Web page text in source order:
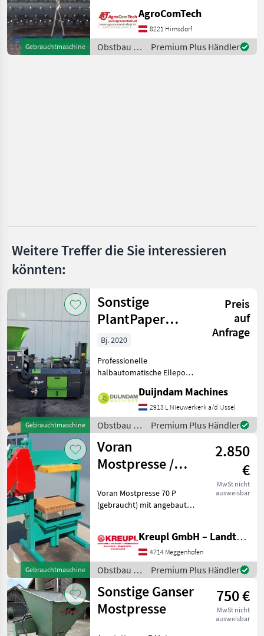
Obstbau
Mulchgeraete
Niubo
Alle 8
anzeigen
MARKTPLATZ
Händlerangebote Kleinanzeigen
Gebrauchtmaschine
Wartung der Gründüngung
leistet. Arbeitsbreite:2250
Gewicht 600kg
2350x1350x750 LXBH sämt
AgroComTech
8221 Hirnsdorf
Obstbau /
Niubo
Premium Plus Händler
Weitere Treffer die Sie interessieren
könnten:
Gebrauchtmaschine
Sonstige
PlantPaper
Semi-Automatic
Preis
auf
Anfrage
Bj. 2020
Professionelle
halbautomatische Ellepot
Papiertopfmaschine mit 4
Produktionslinien, Baujahr
2020.Die Maschine befindet
sich in gutem Zustand und
wurde nur
Duijndam Machines
2913 L Nieuwerkerk a/d IJssel
Obstbau /
Sonstige
Premium Plus Händler
Gebrauchtmaschine
Voran
Mostpresse /
2.850
€
MwSt nicht
ausweisbar
Voran Mostpresse 70 P
(gebraucht) mit angebauter
angebauter Mühle! Mit
Presstücher und
Presseinlagen! Ölwechse
Kreupl GmbH – Landtechnik – Schlosserei – Anhänger
4714 Meggenhofen
Obstbau /
Voran
Premium Plus Händler
Sonstige Ganser
Mostpresse
750 €
MwSt nicht
ausweisbar